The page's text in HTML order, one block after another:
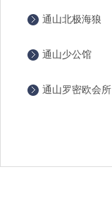
通山北极海狼
通山少公馆
通山罗密欧会所